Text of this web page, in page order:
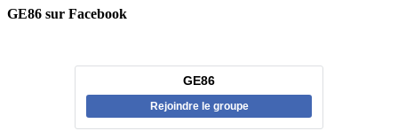
GE86 sur Facebook
GE86
Rejoindre le groupe